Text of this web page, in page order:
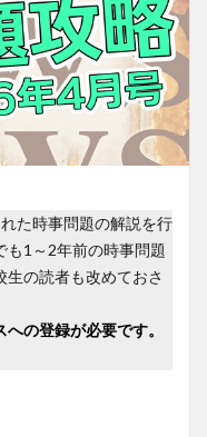
た時事問題の解説を行
も1～2年前の時事問題
の読者も改めておさ
の登録が必要です。